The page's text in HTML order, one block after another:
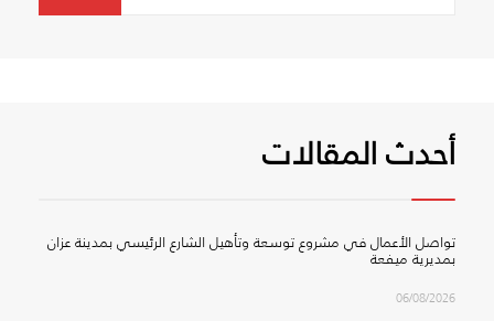
أحدث المقالات
تواصل الأعمال في مشروع توسعة وتأهيل الشارع الرئيسي بمدينة عزان
بمديرية ميفعة
06/08/2026